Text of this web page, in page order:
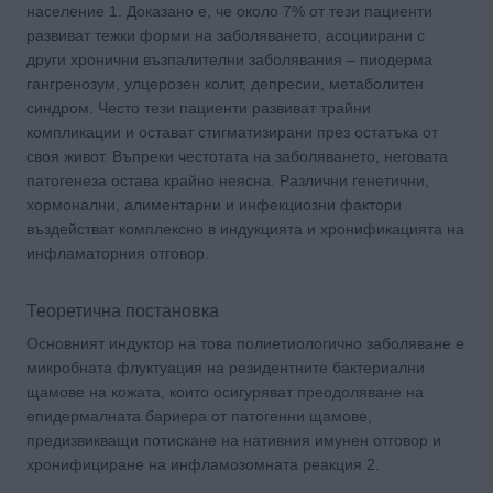
население 1. Доказано е, че около 7% от тези пациенти
развиват тежки форми на заболяването, асоциирани с
други хронични възпалителни заболявания – пиодерма
гангренозум, улцерозен колит, депресии, метаболитен
синдром. Често тези пациенти развиват трайни
компликации и остават стигматизирани през остатъка от
своя живот. Въпреки честотата на заболяването, неговата
патогенеза остава крайно неясна. Различни генетични,
хормонални, алиментарни и инфекциозни фактори
въздействат комплексно в индукцията и хронификацията на
инфламаторния отговор.
Теоретична постановка
Основният индуктор на това полиетиологично заболяване е
микробната флуктуация на резидентните бактериални
щамове на кожата, които осигуряват преодоляване на
епидермалната бариера от патогенни щамове,
предизвикващи потискане на нативния имунен отговор и
хронифициране на инфламозомната реакция 2.